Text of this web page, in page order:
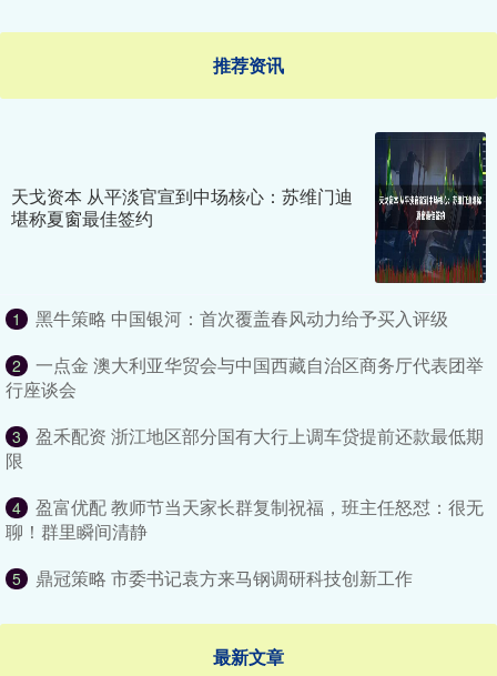
推荐资讯
天戈资本 从平淡官宣到中场核心：苏维门迪
堪称夏窗最佳签约
1 黑牛策略 中国银河：首次覆盖春风动力给予买入评级
2
一点金 澳大利亚华贸会与中国西藏自治区商务厅代表团举
行座谈会
3
盈禾配资 浙江地区部分国有大行上调车贷提前还款最低期
限
4
盈富优配 教师节当天家长群复制祝福，班主任怒怼：很无
聊！群里瞬间清静
5 鼎冠策略 市委书记袁方来马钢调研科技创新工作
最新文章